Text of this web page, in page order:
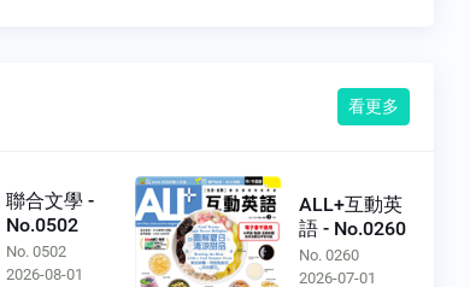
看更多
聯合文學 -
No.0502
No. 0502
2026-08-01
ALL+互動英
語 - No.0260
No. 0260
2026-07-01